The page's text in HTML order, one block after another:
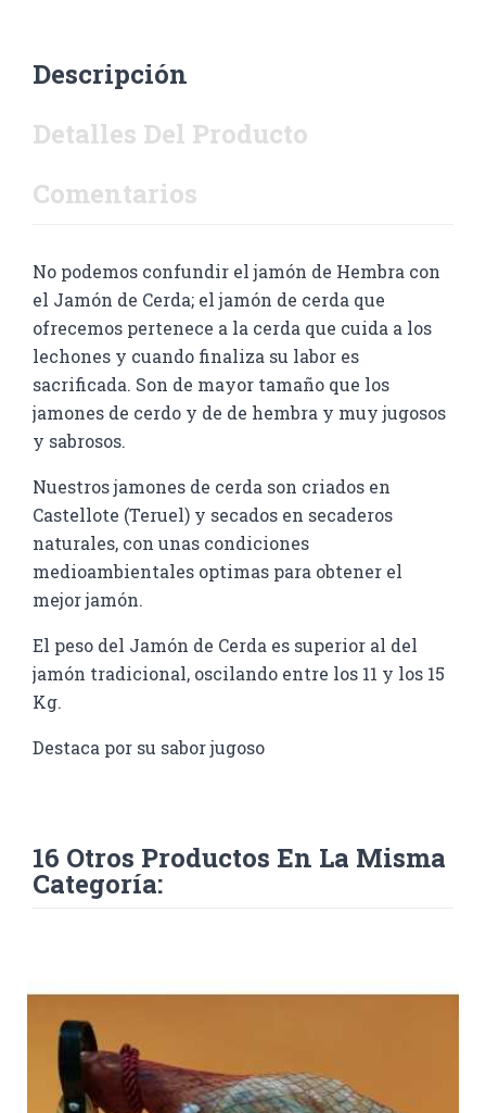
Descripción
Detalles Del Producto
Comentarios
No podemos confundir el jamón de Hembra con
el Jamón de Cerda; el jamón de cerda que
ofrecemos pertenece a la cerda que cuida a los
lechones y cuando finaliza su labor es
sacrificada. Son de mayor tamaño que los
jamones de cerdo y de de hembra y muy jugosos
y sabrosos.
Nuestros jamones de cerda son criados en
Castellote (Teruel) y secados en secaderos
naturales, con unas condiciones
medioambientales optimas para obtener el
mejor jamón.
El peso del Jamón de Cerda es superior al del
jamón tradicional, oscilando entre los 11 y los 15
Kg.
Destaca por su sabor jugoso
16 Otros Productos En La Misma
Categoría: